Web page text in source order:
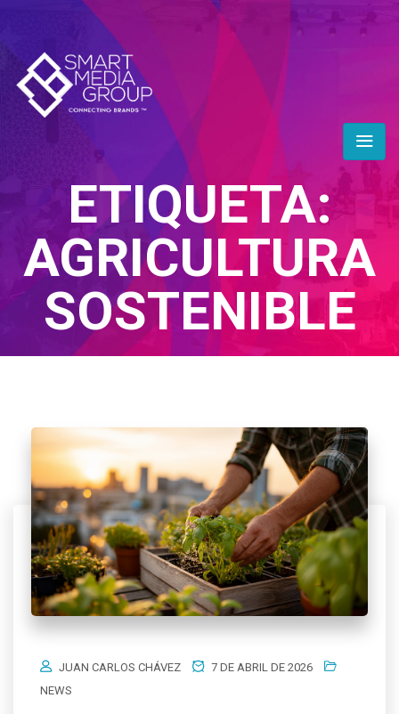
ETIQUETA:
AGRICULTURA
SOSTENIBLE
JUAN CARLOS CHÁVEZ
7 DE ABRIL DE 2026
NEWS